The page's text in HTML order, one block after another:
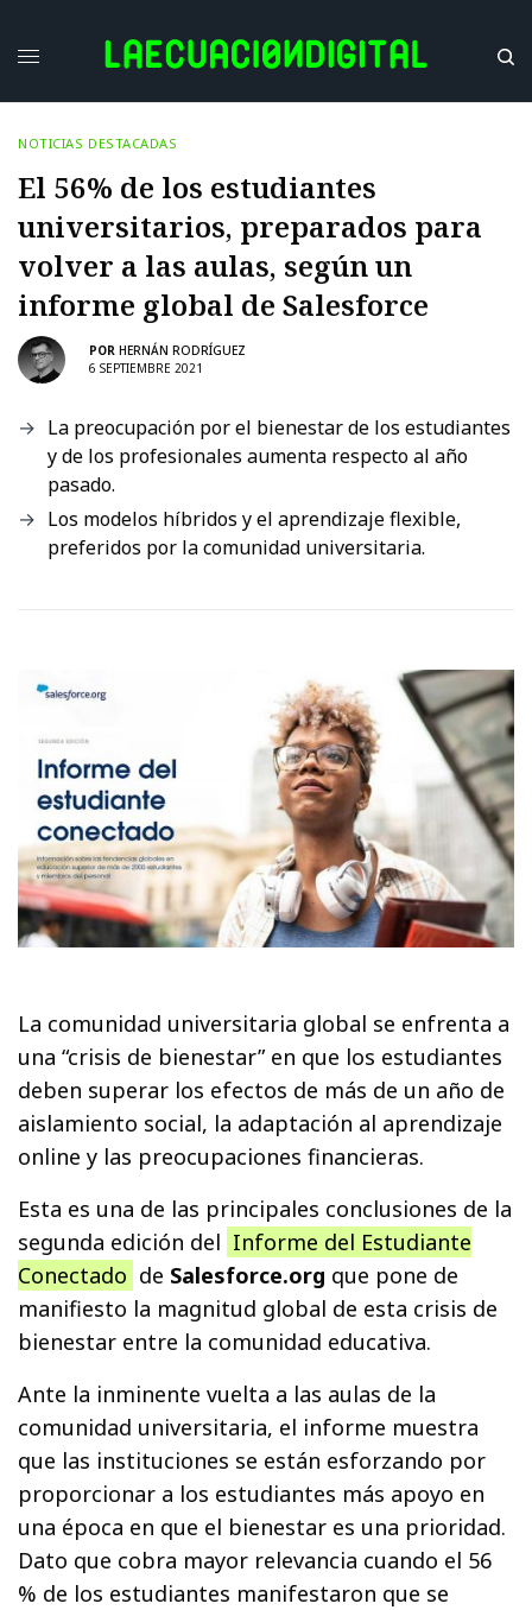
NOTICIAS DESTACADAS
El 56% de los estudiantes
universitarios, preparados para
volver a las aulas, según un
informe global de Salesforce
POR HERNÁN RODRÍGUEZ
6 SEPTIEMBRE 2021
La preocupación por el bienestar de los estudiantes
y de los profesionales aumenta respecto al año
pasado.
Los modelos híbridos y el aprendizaje flexible,
preferidos por la comunidad universitaria.
La comunidad universitaria global se enfrenta a
una “crisis de bienestar” en que los estudiantes
deben superar los efectos de más de un año de
aislamiento social, la adaptación al aprendizaje
online y las preocupaciones financieras.
Esta es una de las principales conclusiones de la
segunda edición del Informe del Estudiante
Conectado de Salesforce.org que pone de
manifiesto la magnitud global de esta crisis de
bienestar entre la comunidad educativa.
Ante la inminente vuelta a las aulas de la
comunidad universitaria, el informe muestra
que las instituciones se están esforzando por
proporcionar a los estudiantes más apoyo en
una época en que el bienestar es una prioridad.
Dato que cobra mayor relevancia cuando el 56
% de los estudiantes manifestaron que se